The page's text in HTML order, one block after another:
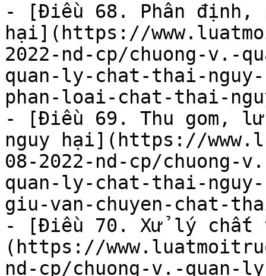
- [Điều 68. Phân định,
hại](https://
2022-nd-cp/chuong-v.-
quan-ly-chat-thai-
phan-loai-chat-thai-
- [Điều 69. Thu gom,
nguy hại](https://
08-2022-nd-cp/
quan-ly-chat-thai-
giu-van-chuyen-chat-
- [Điều 70. Xử lý chất
(https://
nd-cp/chuong-v.-quan-